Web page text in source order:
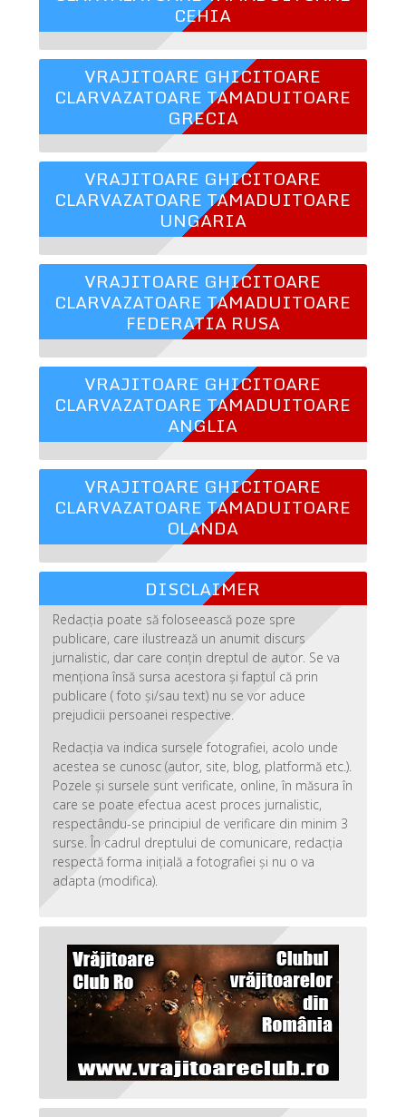
CEHIA
VRAJITOARE GHICITOARE
CLARVAZATOARE TAMADUITOARE
GRECIA
VRAJITOARE GHICITOARE
CLARVAZATOARE TAMADUITOARE
UNGARIA
VRAJITOARE GHICITOARE
CLARVAZATOARE TAMADUITOARE
FEDERATIA RUSA
VRAJITOARE GHICITOARE
CLARVAZATOARE TAMADUITOARE
ANGLIA
VRAJITOARE GHICITOARE
CLARVAZATOARE TAMADUITOARE
OLANDA
DISCLAIMER
Redacția poate să foloseească poze spre
publicare, care ilustrează un anumit discurs
jurnalistic, dar care conțin dreptul de autor. Se va
menționa însă sursa acestora și faptul că prin
publicare ( foto și/sau text) nu se vor aduce
prejudicii persoanei respective.
Redacția va indica sursele fotografiei, acolo unde
acestea se cunosc (autor, site, blog, platformă etc.).
Pozele și sursele sunt verificate, online, în măsura în
care se poate efectua acest proces jurnalistic,
respectându-se principiul de verificare din minim 3
surse. În cadrul dreptului de comunicare, redacția
respectă forma inițială a fotografiei și nu o va
adapta (modifica).